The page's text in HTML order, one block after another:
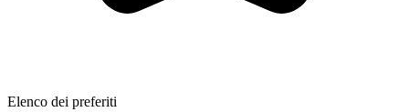
Elenco dei preferiti